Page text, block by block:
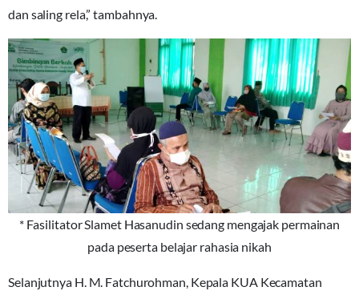
dan saling rela,” tambahnya.
* Fasilitator Slamet Hasanudin sedang mengajak permainan
pada peserta belajar rahasia nikah
Selanjutnya H. M. Fatchurohman, Kepala KUA Kecamatan